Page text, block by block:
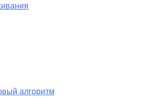
алгоритм